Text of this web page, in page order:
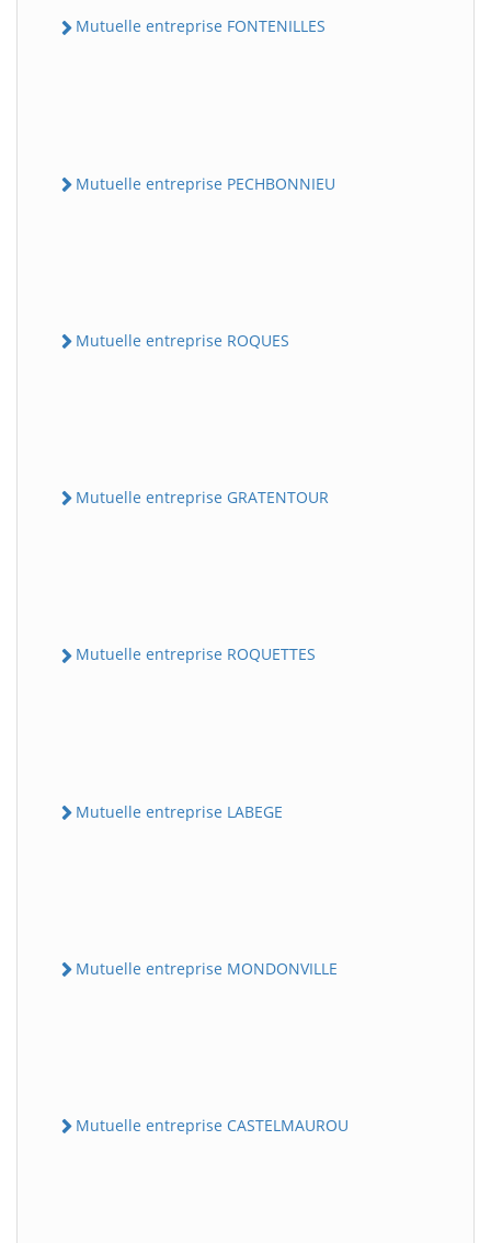
Mutuelle entreprise FONTENILLES
Mutuelle entreprise PECHBONNIEU
Mutuelle entreprise ROQUES
Mutuelle entreprise GRATENTOUR
Mutuelle entreprise ROQUETTES
Mutuelle entreprise LABEGE
Mutuelle entreprise MONDONVILLE
Mutuelle entreprise CASTELMAUROU